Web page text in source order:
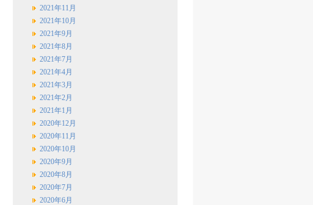
2021年11月
2021年10月
2021年9月
2021年8月
2021年7月
2021年4月
2021年3月
2021年2月
2021年1月
2020年12月
2020年11月
2020年10月
2020年9月
2020年8月
2020年7月
2020年6月